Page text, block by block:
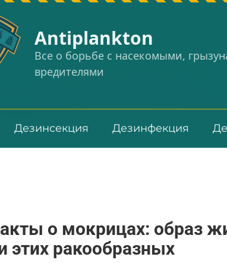
Аntiplankton
Все о борьбе с насекомыми,
вредителями
Дезинсекция Дезинфекция
о мокрицах: образ
этих ракообразных